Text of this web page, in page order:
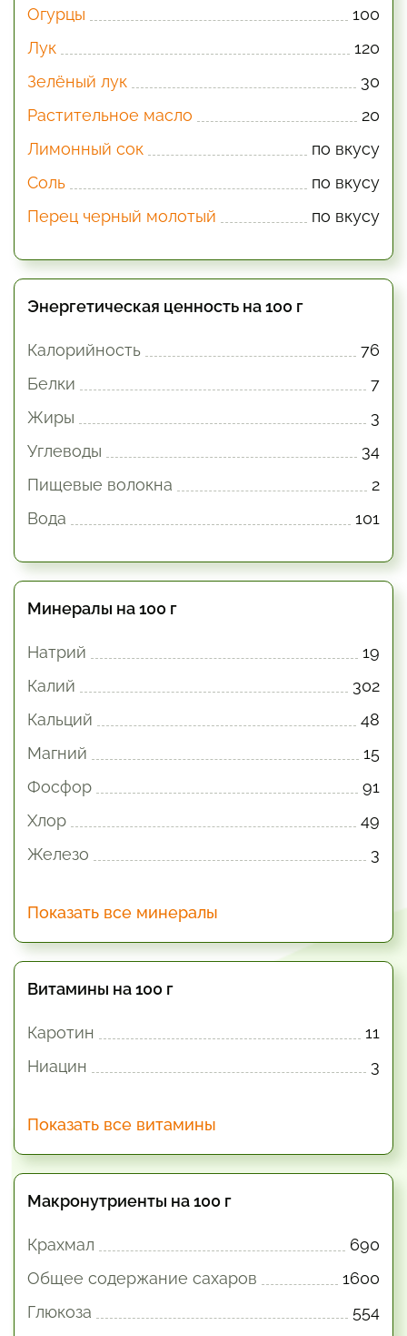
Огурцы
100
Лук
120
Зелёный лук
30
Растительное масло
20
Лимонный сок
по вкусу
Соль
по вкусу
Перец черный молотый
по вкусу
Энергетическая ценность на 100 г
Калорийность
76
Белки
7
Жиры
3
Углеводы
34
Пищевые волокна
2
Вода
101
Минералы на 100 г
Натрий
19
Калий
302
Кальций
48
Магний
15
Фосфор
91
Хлор
49
Железо
3
Показать все минералы
Витамины на 100 г
Каротин
11
Ниацин
3
Показать все витамины
Макронутриенты на 100 г
Крахмал
690
Общее содержание сахаров
1600
Глюкоза
554